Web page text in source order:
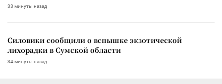
33 минуты назад
Силовики сообщили о вспышке экзотической
лихорадки в Сумской области
34 минуты назад